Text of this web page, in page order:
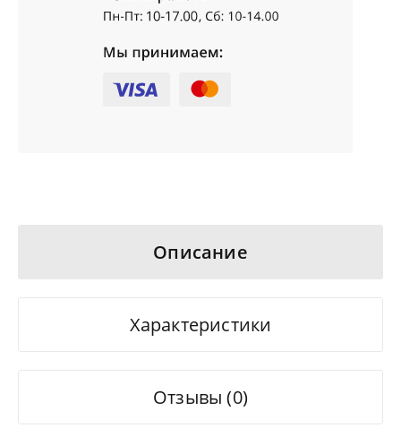
Описание
Характеристики
Отзывы (0)